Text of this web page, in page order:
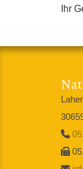
Ihr

